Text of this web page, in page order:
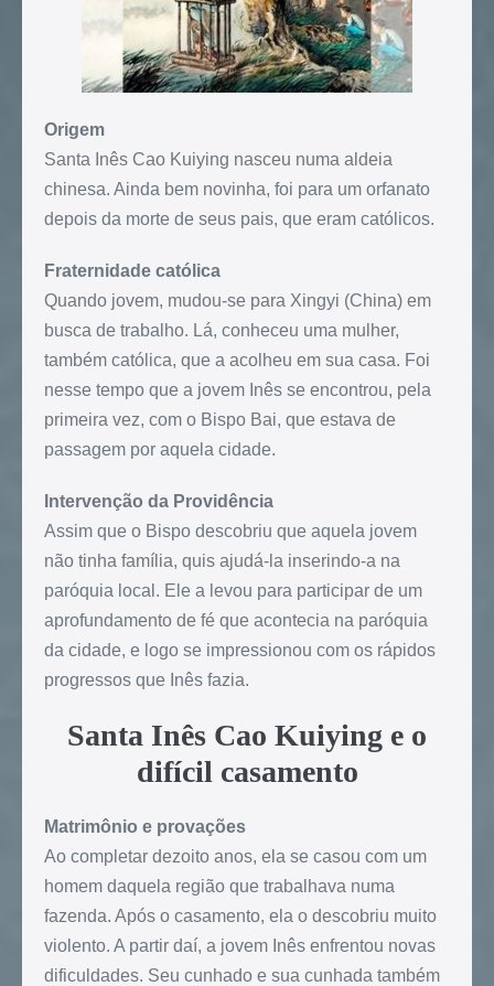
Origem
Santa Inês Cao Kuiying nasceu numa aldeia
chinesa. Ainda bem novinha, foi para um orfanato
depois da morte de seus pais, que eram católicos.
Fraternidade católica
Quando jovem, mudou-se para Xingyi (China) em
busca de trabalho. Lá, conheceu uma mulher,
também católica, que a acolheu em sua casa. Foi
nesse tempo que a jovem Inês se encontrou, pela
primeira vez, com o Bispo Bai, que estava de
passagem por aquela cidade.
Intervenção da Providência
Assim que o Bispo descobriu que aquela jovem
não tinha família, quis ajudá-la inserindo-a na
paróquia local. Ele a levou para participar de um
aprofundamento de fé que acontecia na paróquia
da cidade, e logo se impressionou com os rápidos
progressos que Inês fazia.
Santa Inês Cao Kuiying e o
difícil casamento
Matrimônio e provações
Ao completar dezoito anos, ela se casou com um
homem daquela região que trabalhava numa
fazenda. Após o casamento, ela o descobriu muito
violento. A partir daí, a jovem Inês enfrentou novas
dificuldades. Seu cunhado e sua cunhada também